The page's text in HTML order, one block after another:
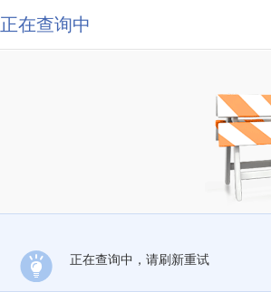
正在查询中
正在查询中，请刷新重试